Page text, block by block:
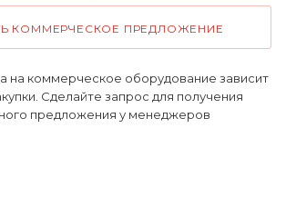
КОММЕРЧЕСКОЕ ПРЕДЛОЖЕНИЕ
на коммерческое оборудование зависит
Сделайте запрос для получения
предложения у менеджеров